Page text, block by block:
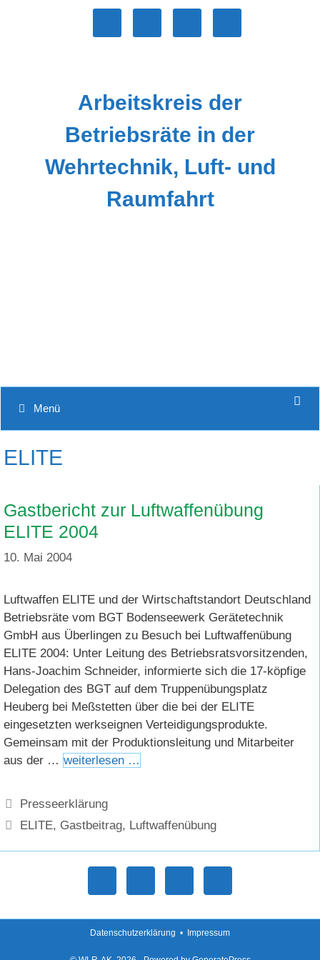
Arbeitskreis der
Betriebsräte in der
Wehrtechnik, Luft- und
Raumfahrt
Menü
ELITE
Gastbericht zur Luftwaffenübung
ELITE 2004
10. Mai 2004
Luftwaffen ELITE und der Wirtschaftstandort Deutschland
Betriebsräte vom BGT Bodenseewerk Gerätetechnik
GmbH aus Überlingen zu Besuch bei Luftwaffenübung
ELITE 2004: Unter Leitung des Betriebsratsvorsitzenden,
Hans-Joachim Schneider, informierte sich die 17-köpfige
Delegation des BGT auf dem Truppenübungsplatz
Heuberg bei Meßstetten über die bei der ELITE
eingesetzten werkseignen Verteidigungsprodukte.
Gemeinsam mit der Produktionsleitung und Mitarbeiter
aus der … weiterlesen …
Kategorien
Presseerklärung
Schlagwörter
ELITE, Gastbeitrag, Luftwaffenübung
Datenschutzerklärung • Impressum